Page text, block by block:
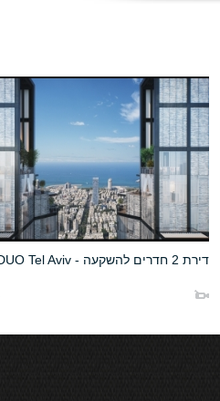
דירת 2 חדרים להשקעה - DUO Tel Aviv